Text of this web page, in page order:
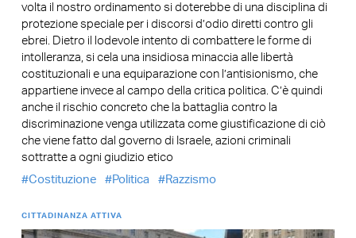
volta il nostro ordinamento si doterebbe di una disciplina di
protezione speciale per i discorsi d’odio diretti contro gli
ebrei. Dietro il lodevole intento di combattere le forme di
intolleranza, si cela una insidiosa minaccia alle libertà
costituzionali e una equiparazione con l’antisionismo, che
appartiene invece al campo della critica politica. C’è quindi
anche il rischio concreto che la battaglia contro la
discriminazione venga utilizzata come giustificazione di ciò
che viene fatto dal governo di Israele, azioni criminali
sottratte a ogni giudizio etico
Costituzione
Politica Razzismo
CITTADINANZA ATTIVA